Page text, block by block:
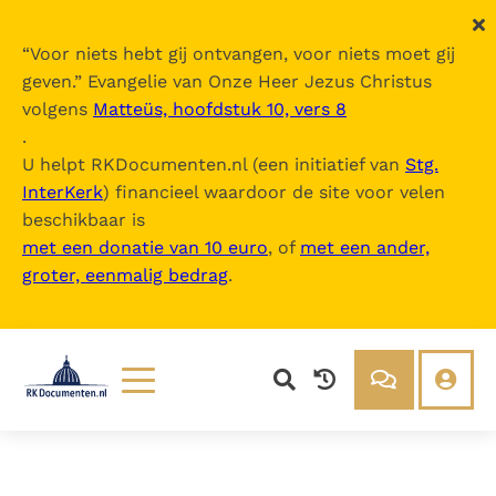
“Voor niets hebt gij ontvangen, voor niets moet gij
geven.” Evangelie van Onze Heer Jezus Christus
volgens Matteüs, hoofdstuk 10, vers 8
.
U helpt RKDocumenten.nl (een initiatief van Stg.
InterKerk) financieel waardoor de site voor velen
beschikbaar is
met een donatie van 10 euro, of met een ander,
groter, eenmalig bedrag.